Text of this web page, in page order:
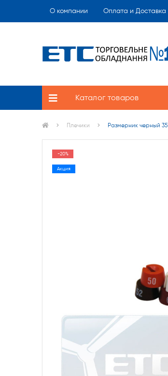
О компании Оплата и Доставка
Каталог товаров
Плечики Размерник черный 35
-20%
Акция